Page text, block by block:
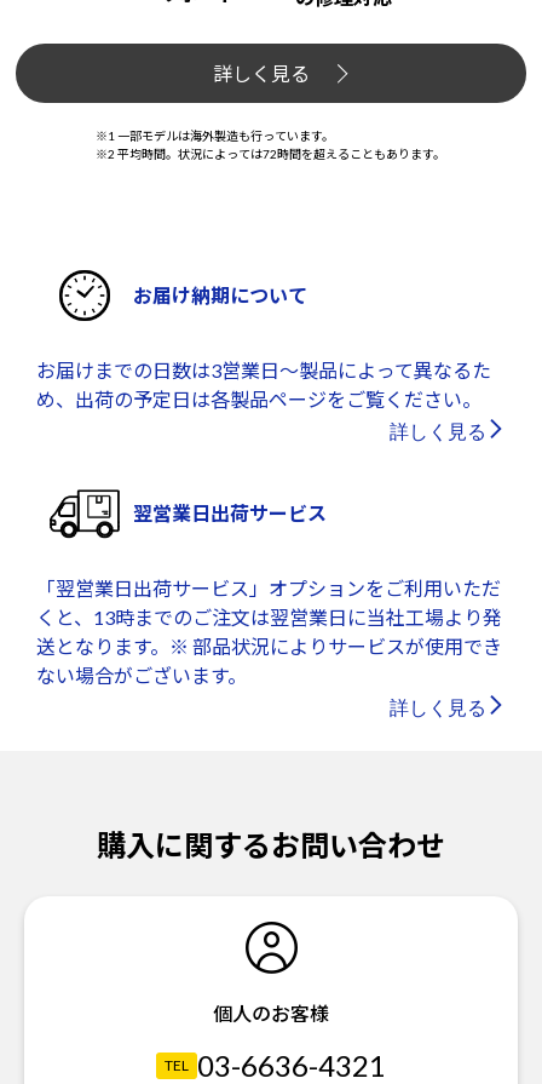
詳しく見る
※1 一部モデルは海外製造も行っています。
※2 平均時間。状況によっては72時間を超えることもあります。
お届け納期について
お届けまでの日数は3営業日～製品によって異なるた
め、出荷の予定日は各製品ページをご覧ください。
詳しく見る
翌営業日出荷サービス
「翌営業日出荷サービス」オプションをご利用いただ
くと、13時までのご注文は翌営業日に当社工場より発
送となります。※ 部品状況によりサービスが使用でき
ない場合がございます。
詳しく見る
購入に関するお問い合わせ
個人のお客様
TEL 03-6636-4321